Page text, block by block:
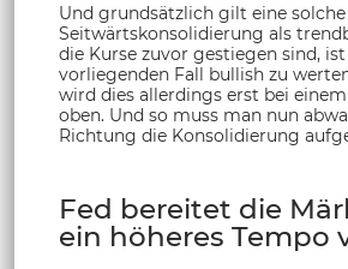
Und grundsätzlich gilt eine solche
Seitwärtskonsolidierung als
die Kurse zuvor gestiegen sind,
vorliegenden Fall bullish zu
wird dies allerdings erst bei
oben. Und so muss man nun
Richtung die Konsolidierung
Fed bereitet die
ein höheres Tempo